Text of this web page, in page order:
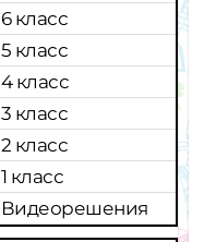
6 класс
5 класс
4 класс
3 класс
2 класс
1 класс
Видеорешения